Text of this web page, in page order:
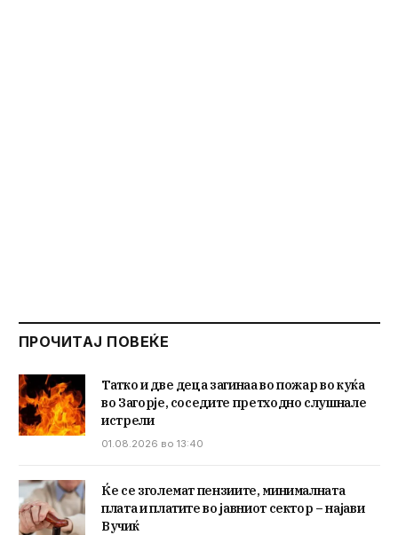
ПРОЧИТАЈ ПОВЕЌЕ
Татко и две деца загинаа во пожар во куќа
во Загорје, соседите претходно слушнале
истрели
01.08.2026 во 13:40
Ќе се зголемат пензиите, минималната
плата и платите во јавниот сектор – најави
Вучиќ